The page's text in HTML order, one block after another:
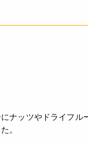
ナッツやドライフル
。